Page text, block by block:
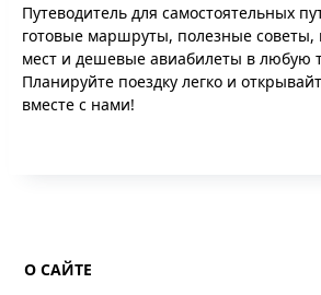
Путеводитель для самостоятельных
готовые маршруты, полезные
мест и дешевые авиабилеты в любую
Планируйте поездку легко и
вместе с нами!
О САЙТЕ